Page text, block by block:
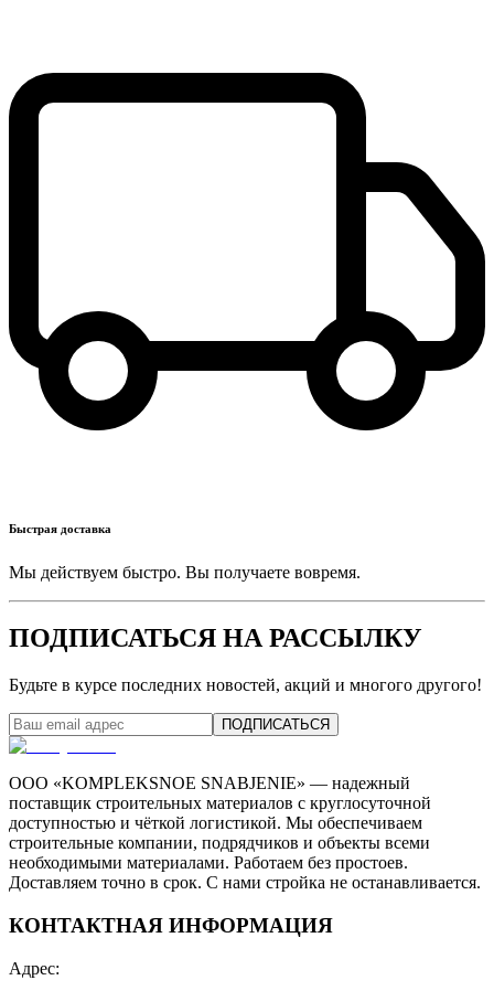
Быстрая доставка
Мы действуем быстро. Вы получаете вовремя.
ПОДПИСАТЬСЯ НА РАССЫЛКУ
Будьте в курсе последних новостей, акций и многого другого!
ПОДПИСАТЬСЯ
ООО «KOMPLEKSNOE SNABJENIE» — надежный
поставщик строительных материалов с круглосуточной
доступностью и чёткой логистикой. Мы обеспечиваем
строительные компании, подрядчиков и объекты всеми
необходимыми материалами. Работаем без простоев.
Доставляем точно в срок. С нами стройка не останавливается.
КОНТАКТНАЯ ИНФОРМАЦИЯ
Адрес: